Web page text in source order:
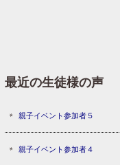
最近の生徒様の声
親子イベント参加者５
親子イベント参加者４